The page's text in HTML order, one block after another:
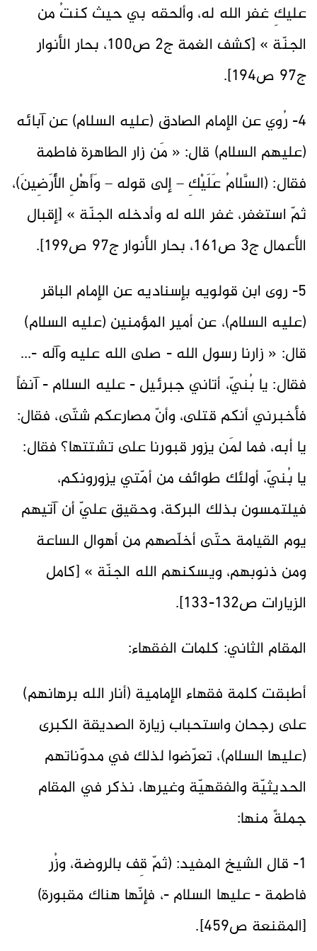
عليكِ غفر الله له، وألحقه بي حيث كنتُ من
الجنّة » [كشف الغمة ج2 ص100، بحار الأنوار
ج97 ص194].
4- رُوي عن الإمام الصادق (عليه السلام) عن آبائه
(عليهم السلام) قال: « مَن زار الطاهرة فاطمة
فقال: (السَّلامُ عَلَيْكِ – إلى قوله – وَأَهْلِ الأَرَضِينَ)،
ثمّ استغفر، غفر الله له وأدخله الجنّة » [إقبال
الأعمال ج3 ص161، بحار الأنوار ج97 ص199].
5- روى ابن قولويه بإسناديه عن الإمام الباقر
(عليه السلام)، عن أمير المؤمنين (عليه السلام)
قال: « زارنا رسول الله - صلى الله عليه وآله -...
فقال: يا بُنيّ، أتاني جبرئيل - عليه السلام - آنفاً
فأخبرني أنكم قتلى، وأنّ مصارعكم شتّى، فقال:
يا أبه، فما لمَن يزور قبورنا على تشتتها؟ فقال:
يا بُنيّ، أولئك طوائف من أمّتي يزورونكم،
فيلتمسون بذلك البركة، وحقيق عليّ أن آتيهم
يوم القيامة حتّى أخلّصهم من أهوال الساعة
ومن ذنوبهم، ويسكنهم الله الجنّة » [كامل
الزيارات ص132-133].
المقام الثاني: كلمات الفقهاء:
أطبقت كلمة فقهاء الإمامية (أنار الله برهانهم)
على رجحان واستحباب زيارة الصديقة الكبرى
(عليها السلام)، تعرّضوا لذلك في مدوّناتهم
الحديثيّة والفقهيّة وغيرها، نذكر في المقام
جملةً منها:
1- قال الشيخ المفيد: (ثمّ قِف بالروضة، وزُر
فاطمة - عليها السلام -، فإنّها هناك مقبورة)
[المقنعة ص459].